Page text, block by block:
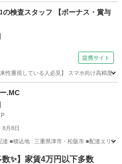
の検査スタッフ 【ボーナス・賞与
提携サイト
性重視している人必見】 スマホ向け高精度
.MC
8月8日
達 ■積込地 : 三重県津市・松阪市 ■配達エリ
数✨】家賃4万円以下多数